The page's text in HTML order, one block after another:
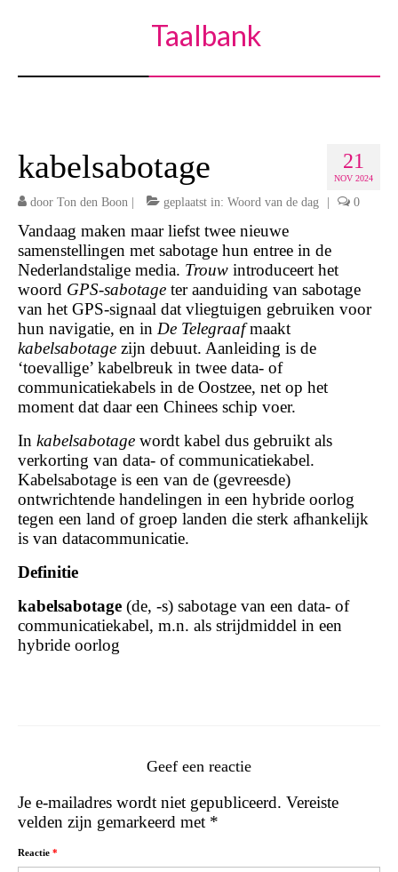
Taalbank
21
NOV 2024
kabelsabotage
door Ton den Boon geplaatst in: Woord van de dag 0
Vandaag maken maar liefst twee nieuwe
samenstellingen met sabotage hun entree in de
Nederlandstalige media. Trouw introduceert het
woord GPS-sabotage ter aanduiding van sabotage
van het GPS-signaal dat vliegtuigen gebruiken voor
hun navigatie, en in De Telegraafmaakt
kabelsabotage zijn debuut. Aanleiding is de
‘toevallige’ kabelbreuk in twee data- of
communicatiekabels in de Oostzee, net op het
moment dat daar een Chinees schip voer.
In kabelsabotage wordt kabel dus gebruikt als
verkorting van data- of communicatiekabel.
Kabelsabotage is een van de (gevreesde)
ontwrichtende handelingen in een hybride oorlog
tegen een land of groep landen die sterk afhankelijk
is van datacommunicatie.
Definitie
kabelsabotage (de, -s) sabotage van een data- of
communicatiekabel, m.n. als strijdmiddel in een
hybride oorlog
Geef een reactie
Je e-mailadres wordt niet gepubliceerd. Vereiste
velden zijn gemarkeerd met *
Reactie *